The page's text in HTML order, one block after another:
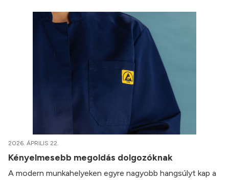
2026. ÁPRILIS 22.
Kényelmesebb megoldás dolgozóknak
A modern munkahelyeken egyre nagyobb hangsúlyt kap a